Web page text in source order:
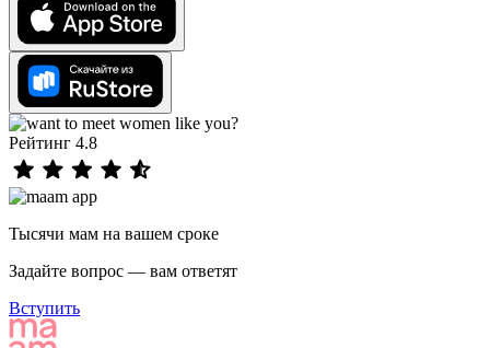
Рейтинг 4.8
Тысячи мам на вашем сроке
Задайте вопрос — вам ответят
Вступить